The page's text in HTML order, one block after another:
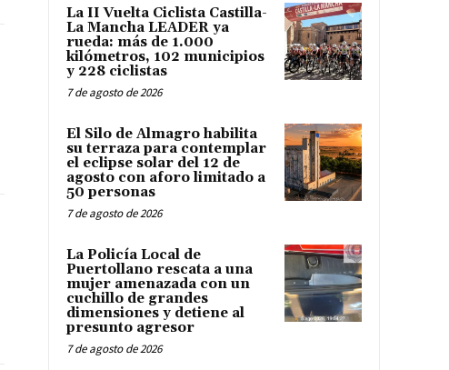
La II Vuelta Ciclista Castilla-
La Mancha LEADER ya
rueda: más de 1.000
kilómetros, 102 municipios
y 228 ciclistas
7 de agosto de 2026
El Silo de Almagro habilita
su terraza para contemplar
el eclipse solar del 12 de
agosto con aforo limitado a
50 personas
7 de agosto de 2026
La Policía Local de
Puertollano rescata a una
mujer amenazada con un
cuchillo de grandes
dimensiones y detiene al
presunto agresor
7 de agosto de 2026